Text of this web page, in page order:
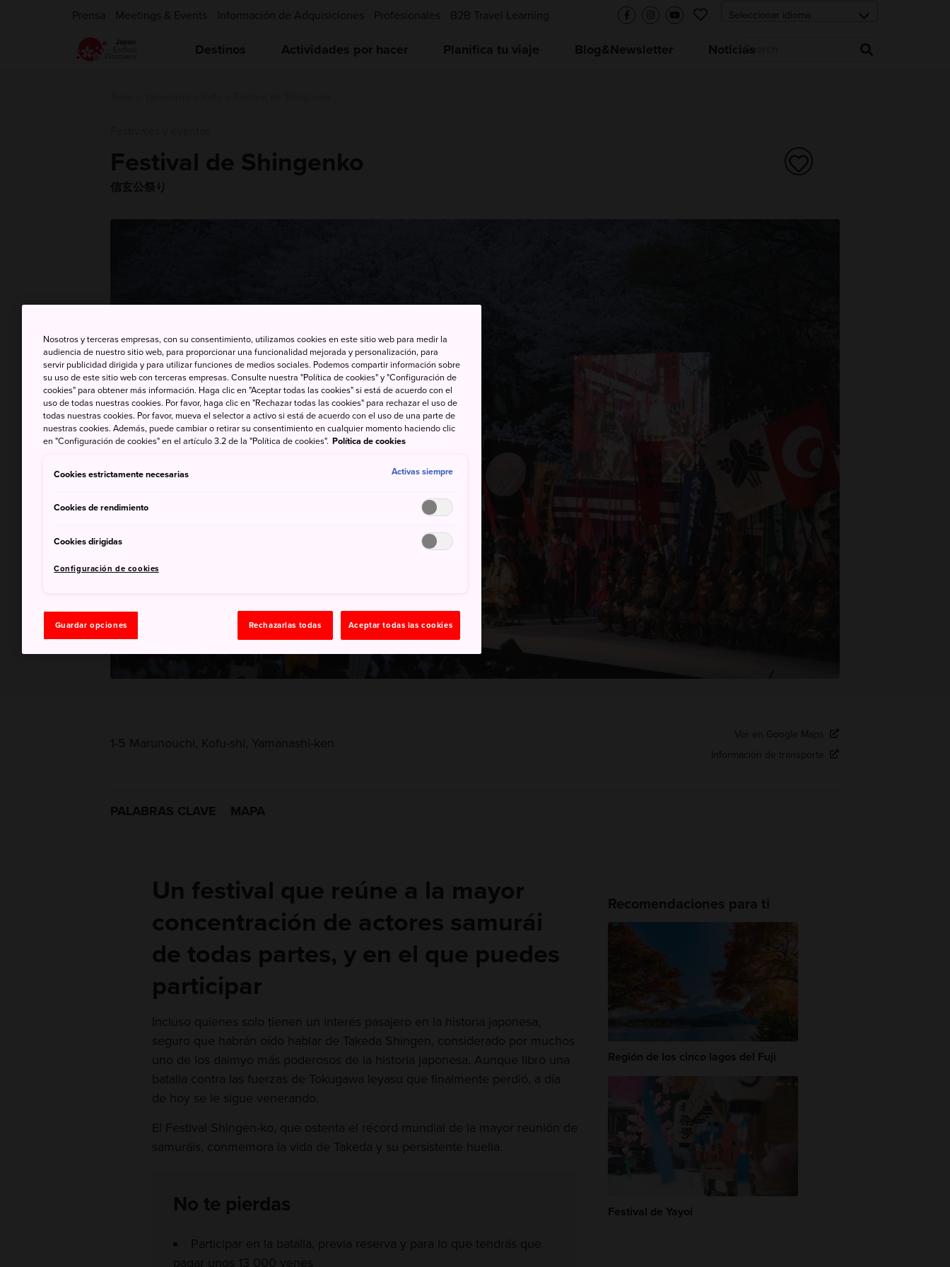
Prensa Meetings & Events Información de Adquisiciones Profesionales B2B Travel Learning
Destinos Actividades por hacer Planifica tu viaje Blog&Newsletter Noticias
Festival de Shingenko
信玄公祭り
1-5 Marunouchi, Kofu-shi, Yamanashi-ken
Ver en Google Maps
Información de transporte
PALABRAS CLAVE MAPA
Un festival que reúne a la mayor
concentración de actores samurái
de todas partes, y en el que puedes
participar
Incluso quienes solo tienen un interés pasajero en la historia japonesa,
seguro que habrán oído hablar de Takeda Shingen, considerado por muchos
uno de los daimyo más poderosos de la historia japonesa. Aunque libró una
batalla contra las fuerzas de Tokugawa Ieyasu que finalmente perdió, a día
de hoy se le sigue venerando.
El Festival Shingen-ko, que ostenta el récord mundial de la mayor reunión de
samuráis, conmemora la vida de Takeda y su persistente huella.
No te pierdas
Participar en la batalla, previa reserva y para lo que tendrás que
pagar unos 13 000 yenes
Recomendaciones para ti
Región de los cinco lagos del Fuji
Festival de Yayoi
Nosotros y terceras empresas, con su consentimiento, utilizamos cookies en este sitio web para medir la
audiencia de nuestro sitio web, para proporcionar una funcionalidad mejorada y personalización, para
servir publicidad dirigida y para utilizar funciones de medios sociales. Podemos compartir información sobre
su uso de este sitio web con terceras empresas. Consulte nuestra "Política de cookies" y "Configuración de
cookies" para obtener más información. Haga clic en "Aceptar todas las cookies" si está de acuerdo con el
uso de todas nuestras cookies. Por favor, haga clic en "Rechazar todas las cookies" para rechazar el uso de
todas nuestras cookies. Por favor, mueva el selector a activo si está de acuerdo con el uso de una parte de
nuestras cookies. Además, puede cambiar o retirar su consentimiento en cualquier momento haciendo clic
en "Configuración de cookies" en el artículo 3.2 de la "Política de cookies". Política de cookies
Cookies estrictamente necesarias Activas siempre
Cookies de rendimiento
Cookies dirigidas
Configuración de cookies
Guardar opciones Rechazarlas todas Aceptar todas las cookies